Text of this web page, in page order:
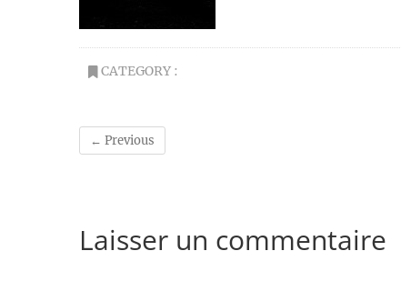
CATEGORY :
← Previous
Laisser un commentaire